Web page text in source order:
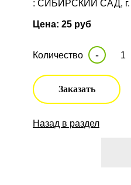
: СИБИРСКИЙ САД, г.
Цена: 25 руб
Количество -
Заказать
Назад в раздел